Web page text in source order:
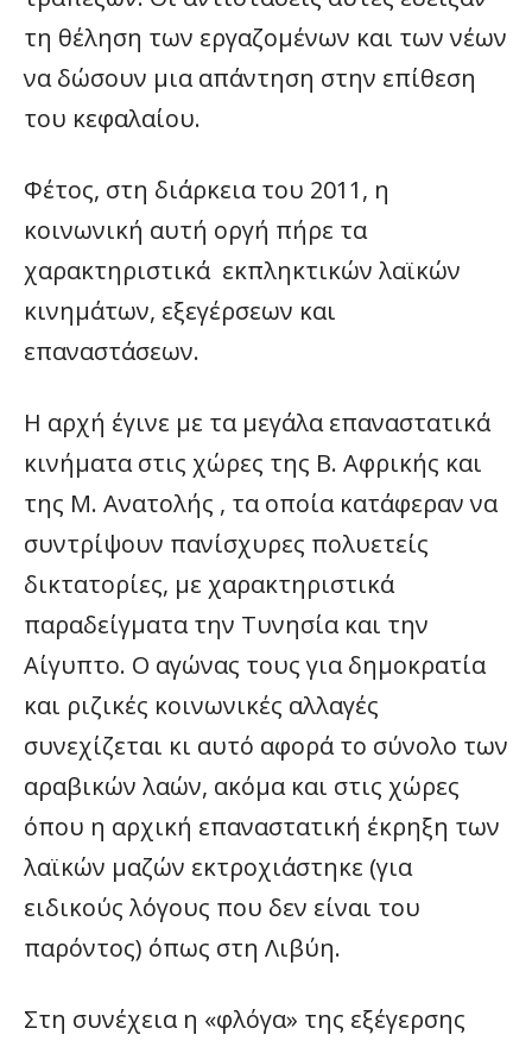
τη θέληση των εργαζομένων και των νέων
να δώσουν μια απάντηση στην επίθεση
του κεφαλαίου.
Φέτος, στη διάρκεια του 2011, η
κοινωνική αυτή οργή πήρε τα
χαρακτηριστικά εκπληκτικών λαϊκών
κινημάτων, εξεγέρσεων και
επαναστάσεων.
Η αρχή έγινε με τα μεγάλα επαναστατικά
κινήματα στις χώρες της Β. Αφρικής και
της Μ. Ανατολής , τα οποία κατάφεραν να
συντρίψουν πανίσχυρες πολυετείς
δικτατορίες, με χαρακτηριστικά
παραδείγματα την Τυνησία και την
Αίγυπτο. Ο αγώνας τους για δημοκρατία
και ριζικές κοινωνικές αλλαγές
συνεχίζεται κι αυτό αφορά το σύνολο των
αραβικών λαών, ακόμα και στις χώρες
όπου η αρχική επαναστατική έκρηξη των
λαϊκών μαζών εκτροχιάστηκε (για
ειδικούς λόγους που δεν είναι του
παρόντος) όπως στη Λιβύη.
Στη συνέχεια η «φλόγα» της εξέγερσης